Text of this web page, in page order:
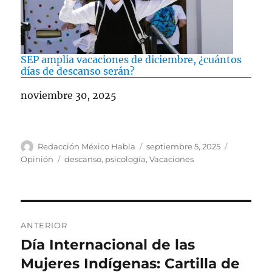
SEP amplia vacaciones de diciembre, ¿cuántos
días de descanso serán?
Fecha
noviembre 30, 2025
A
u
Redacción México Habla
P
u
o
e
septiembre 5, 2025
s
Opinión
E
e
a
s
descanso, psicología,Vacaciones
a
v
ANTERIOR
E
n
Día Internacional de las
Mujeres Indígenas: Cartilla de